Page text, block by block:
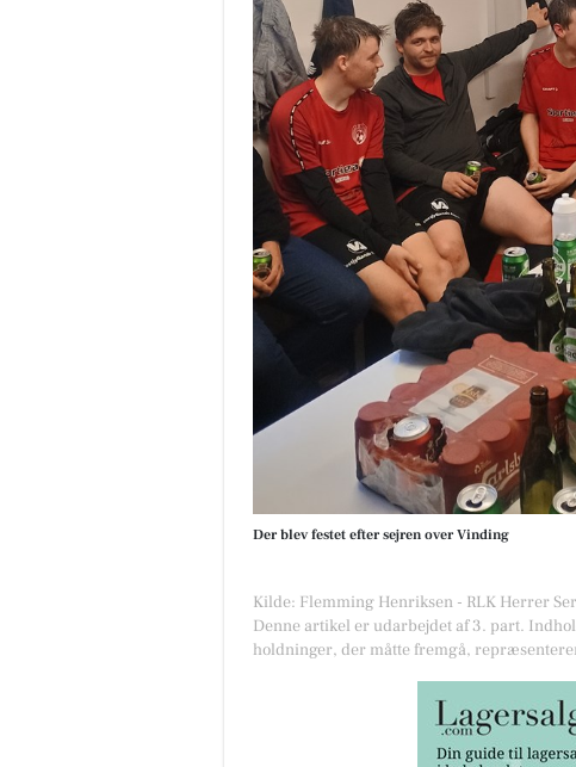
Der blev festet efter sejren over Vinding
Kilde: Flemming Henriksen - RLK Herrer
Denne artikel er udarbejdet af 3. part.
holdninger, der måtte fremgå,